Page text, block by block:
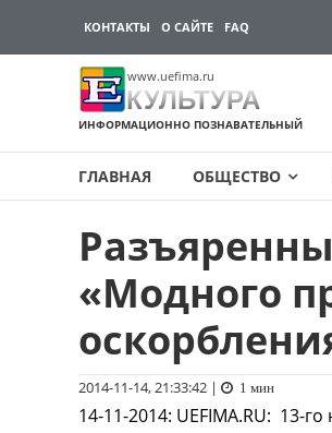
КОНТАКТЫ О САЙТЕ FAQ
www.uefima.ru
КУЛЬТУРА
ИНФОРМАЦИОННО ПОЗНАВАТЕЛЬНЫЙ
ГЛАВНАЯ ОБЩЕСТВО
содержимому«Модного
2014-11-14, 21:33:42 | 1 мин
14-11-2014: UEFIMA.RU: 13-